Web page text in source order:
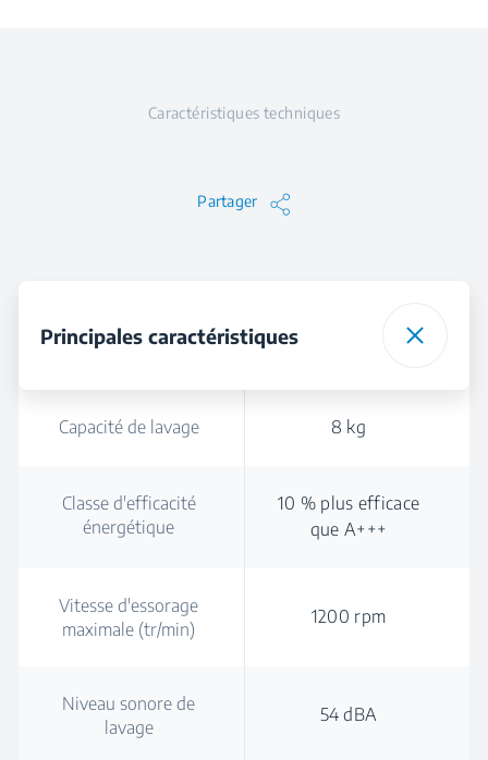
Caractéristiques techniques
Partager
Principales caractéristiques
Capacité de lavage 8 kg
Classe d'efficacité
énergétique
10 % plus efficace
que A+++
Vitesse d'essorage
maximale (tr/min)
1200 rpm
Niveau sonore de
lavage
54 dBA